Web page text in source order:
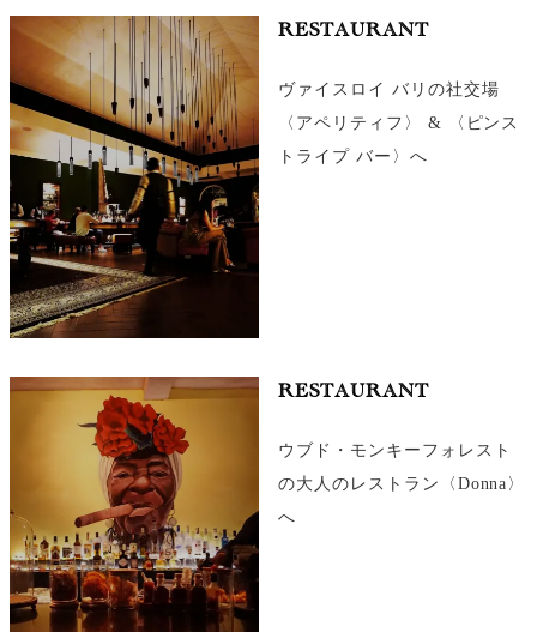
RESTAURANT
ヴァイスロイ バリの社交場
〈アペリティフ〉 & 〈ピンス
トライプ バー〉へ
RESTAURANT
ウブド・モンキーフォレスト
の大人のレストラン〈Donna〉
へ